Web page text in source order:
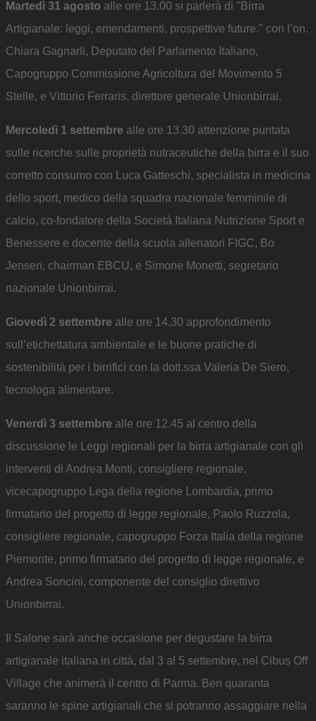
Martedì 31 agosto alle ore 13.00 si parlerà di "Birra
Artigianale: leggi, emendamenti, prospettive future." con l’on.
Chiara Gagnarli, Deputato del Parlamento Italiano,
Capogruppo Commissione Agricoltura del Movimento 5
Stelle, e Vittorio Ferraris, direttore generale Unionbirrai.
Mercoledì 1 settembre alle ore 13.30 attenzione puntata
sulle ricerche sulle proprietà nutraceutiche della birra e il suo
corretto consumo con Luca Gatteschi, specialista in medicina
dello sport, medico della squadra nazionale femminile di
calcio, co-fondatore della Società Italiana Nutrizione Sport e
Benessere e docente della scuola allenatori FIGC, Bo
Jensen, chairman EBCU, e Simone Monetti, segretario
nazionale Unionbirrai.
Giovedì 2 settembre alle ore 14.30 approfondimento
sull’etichettatura ambientale e le buone pratiche di
sostenibilità per i birrifici con la dott.ssa Valeria De Siero,
tecnologa alimentare.
Venerdì 3 settembre alle ore 12.45 al centro della
discussione le Leggi regionali per la birra artigianale con gli
interventi di Andrea Monti, consigliere regionale,
vicecapogruppo Lega della regione Lombardia, primo
firmatario del progetto di legge regionale, Paolo Ruzzola,
consigliere regionale, capogruppo Forza Italia della regione
Piemonte, primo firmatario del progetto di legge regionale, e
Andrea Soncini, componente del consiglio direttivo
Unionbirrai.
Il Salone sarà anche occasione per degustare la birra
artigianale italiana in città, dal 3 al 5 settembre, nel Cibus Off
Village che animerà il centro di Parma. Ben quaranta
saranno le spine artigianali che si potranno assaggiare nella